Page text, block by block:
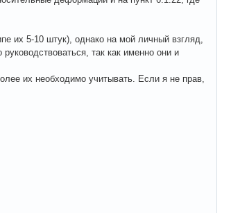
их 5-10 штук), однако на мой личный взгляд,
так как именно они и
их необходимо учитывать. Если я не прав,